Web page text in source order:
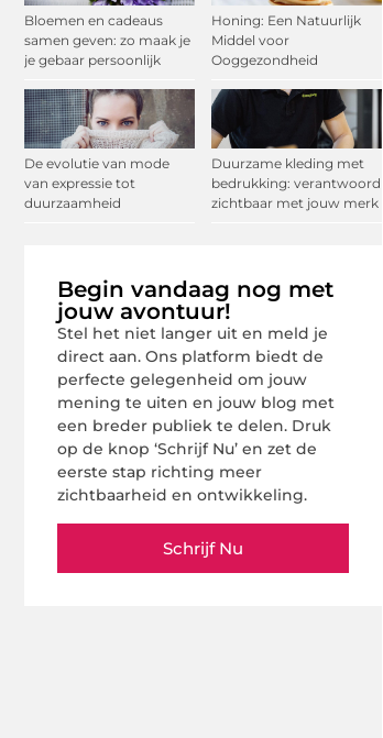
Bloemen en cadeaus
samen geven: zo maak je
je gebaar persoonlijk
Honing: Een Natuurlijk
Middel voor
Ooggezondheid
De evolutie van mode
van expressie tot
duurzaamheid
Duurzame kleding met
bedrukking: verantwoord
zichtbaar met jouw merk
Begin vandaag nog met
jouw avontuur!
Stel het niet langer uit en meld je
direct aan. Ons platform biedt de
perfecte gelegenheid om jouw
mening te uiten en jouw blog met
een breder publiek te delen. Druk
op de knop ‘Schrijf Nu’ en zet de
eerste stap richting meer
zichtbaarheid en ontwikkeling.
Schrijf Nu